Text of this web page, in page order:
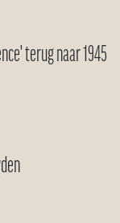
terug naar 1945